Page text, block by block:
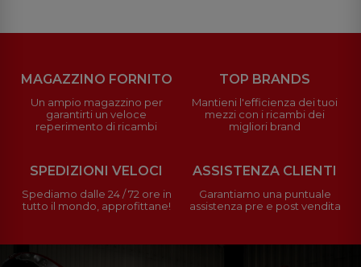
MAGAZZINO FORNITO
Un ampio magazzino per
garantirti un veloce
reperimento di ricambi
TOP BRANDS
Mantieni l'efficienza dei tuoi
mezzi con i ricambi dei
migliori brand
SPEDIZIONI VELOCI
Spediamo dalle 24 / 72 ore in
tutto il mondo, approfittane!
ASSISTENZA CLIENTI
Garantiamo una puntuale
assistenza pre e post vendita